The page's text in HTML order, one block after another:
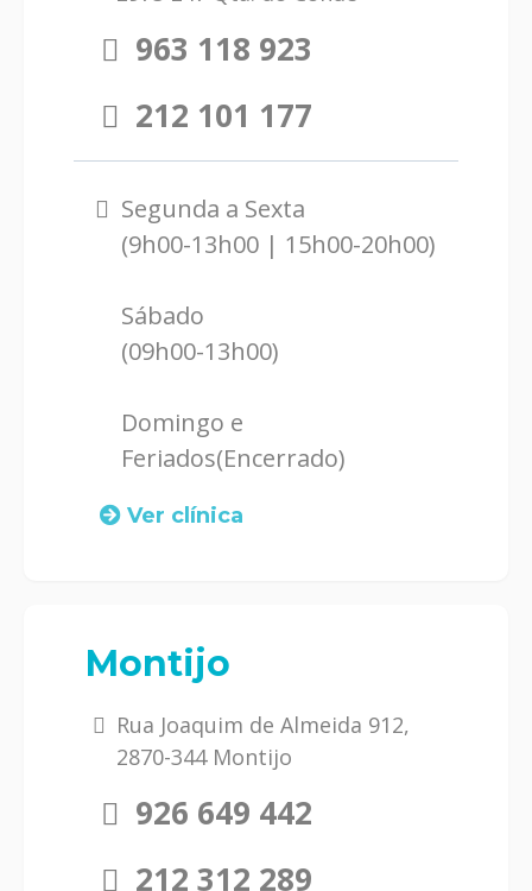
963 118 923
212 101 177
Segunda a Sexta
(9h00-13h00 | 15h00-20h00)
Sábado
(09h00-13h00)
Domingo e
Feriados(Encerrado)
Ver clínica
Montijo
Rua Joaquim de Almeida 912,
2870-344 Montijo
926 649 442
212 312 289